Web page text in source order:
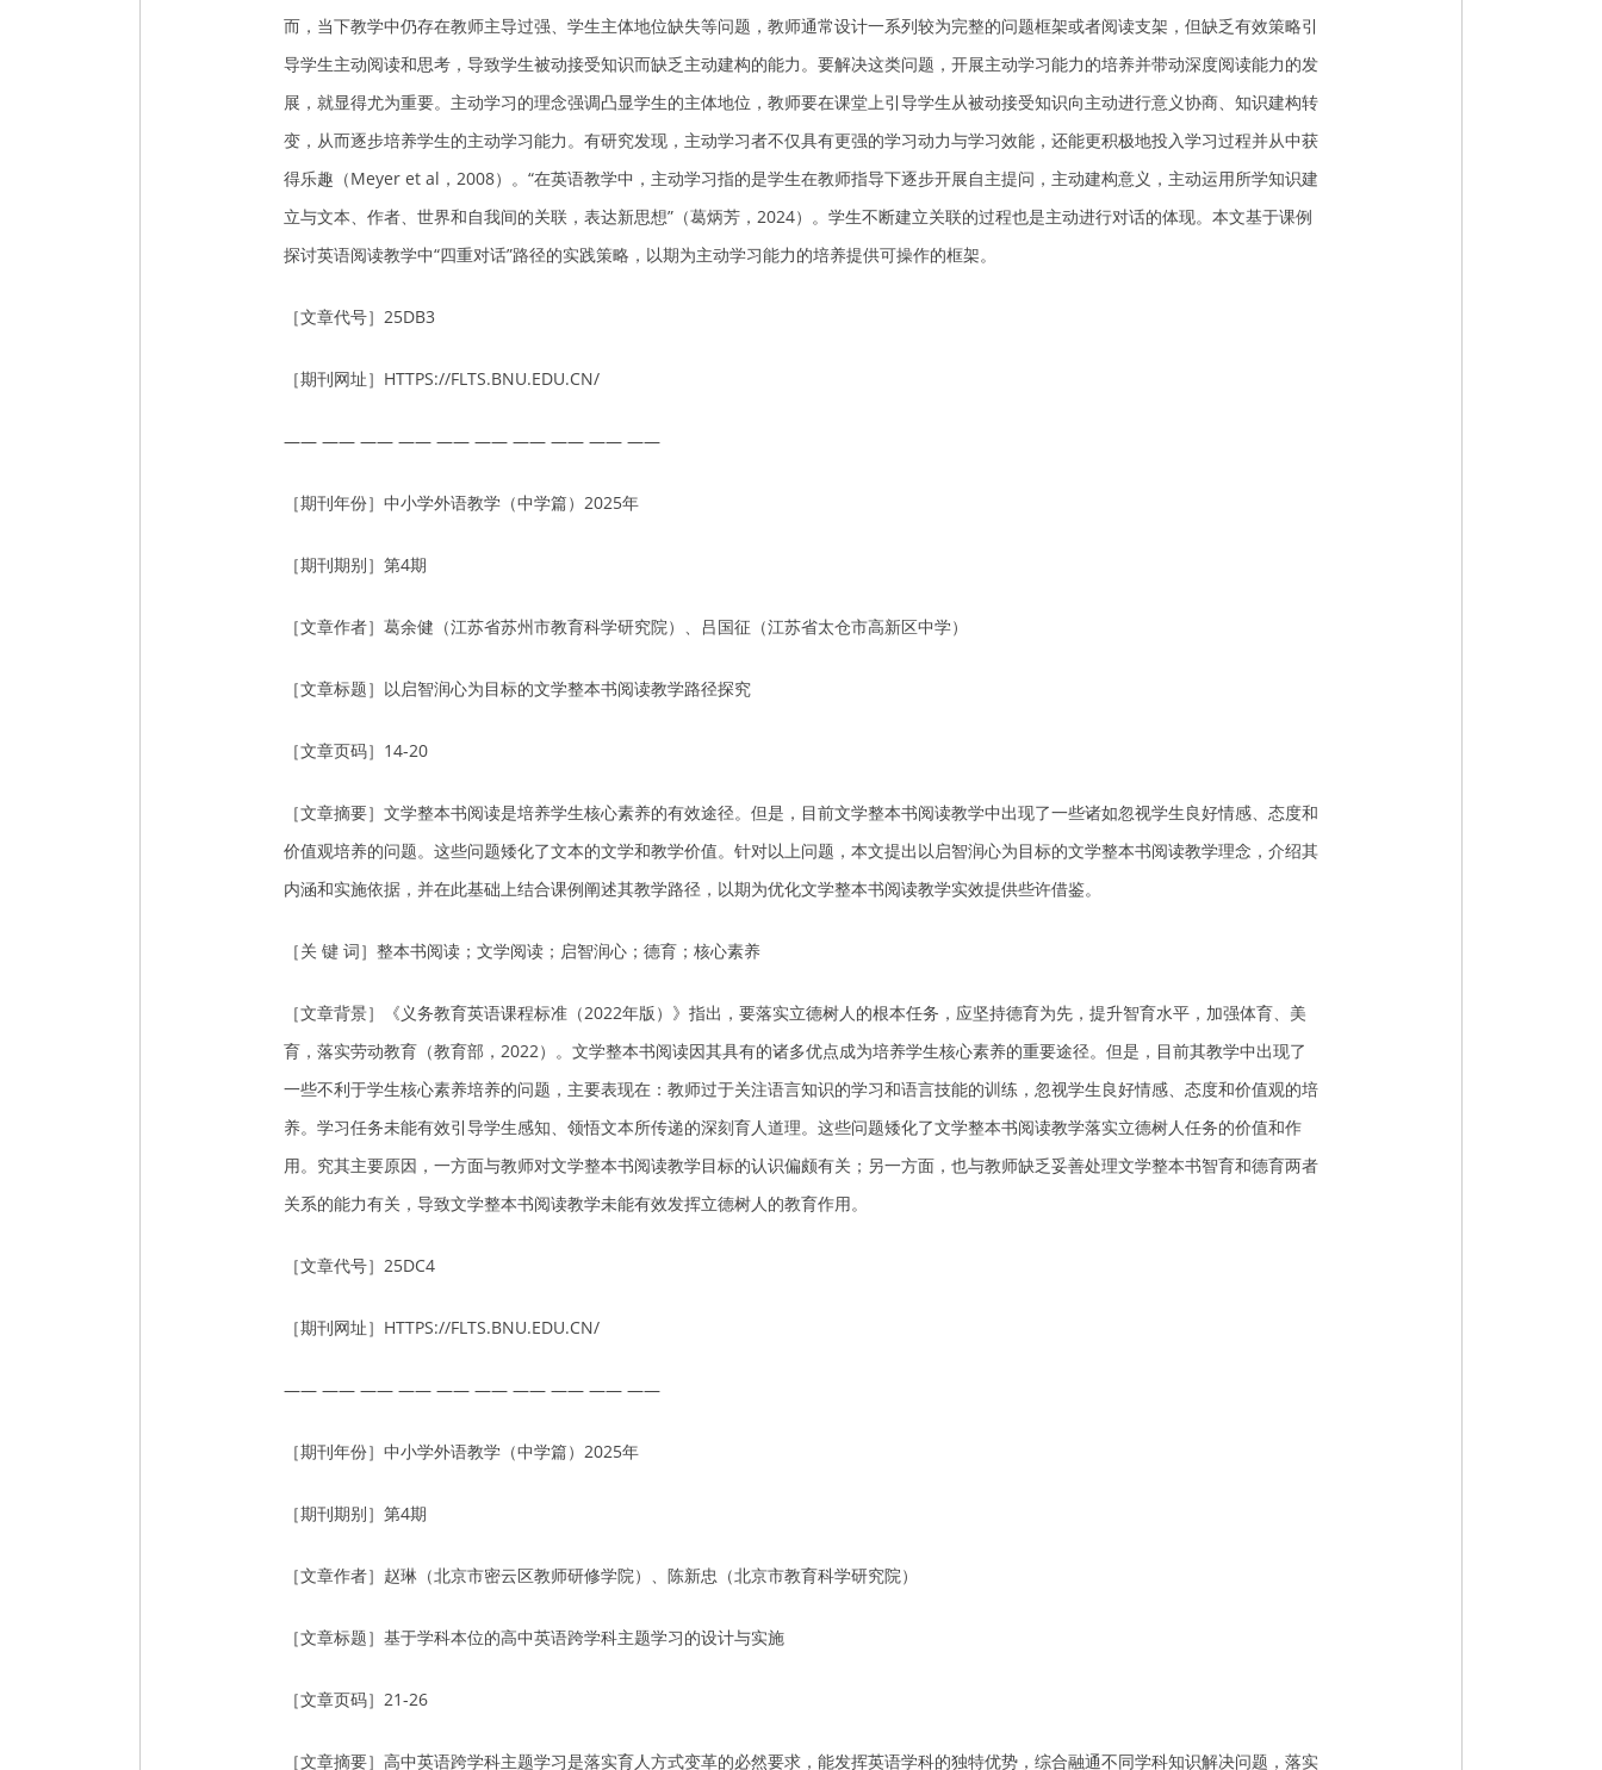
而，当下教学中仍存在教师主导过强、学生主体地位缺失等问题，教师通常设计一系列较为完整的问题框架或者阅读支架，但缺乏有效策略引
导学生主动阅读和思考，导致学生被动接受知识而缺乏主动建构的能力。要解决这类问题，开展主动学习能力的培养并带动深度阅读能力的发
展，就显得尤为重要。主动学习的理念强调凸显学生的主体地位，教师要在课堂上引导学生从被动接受知识向主动进行意义协商、知识建构转
变，从而逐步培养学生的主动学习能力。有研究发现，主动学习者不仅具有更强的学习动力与学习效能，还能更积极地投入学习过程并从中获
得乐趣（Meyer et al，2008）。“在英语教学中，主动学习指的是学生在教师指导下逐步开展自主提问，主动建构意义，主动运用所学知识建
立与文本、作者、世界和自我间的关联，表达新思想”（葛炳芳，2024）。学生不断建立关联的过程也是主动进行对话的体现。本文基于课例
探讨英语阅读教学中“四重对话”路径的实践策略，以期为主动学习能力的培养提供可操作的框架。
［文章代号］25DB3
［期刊网址］HTTPS://FLTS.BNU.EDU.CN/
—— —— —— —— —— —— —— —— —— ——
［期刊年份］中小学外语教学（中学篇）2025年
［期刊期别］第4期
［文章作者］葛余健（江苏省苏州市教育科学研究院）、吕国征（江苏省太仓市高新区中学）
［文章标题］以启智润心为目标的文学整本书阅读教学路径探究
［文章页码］14-20
［文章摘要］文学整本书阅读是培养学生核心素养的有效途径。但是，目前文学整本书阅读教学中出现了一些诸如忽视学生良好情感、态度和
价值观培养的问题。这些问题矮化了文本的文学和教学价值。针对以上问题，本文提出以启智润心为目标的文学整本书阅读教学理念，介绍其
内涵和实施依据，并在此基础上结合课例阐述其教学路径，以期为优化文学整本书阅读教学实效提供些许借鉴。
［关 键 词］整本书阅读；文学阅读；启智润心；德育；核心素养
［文章背景］《义务教育英语课程标准（2022年版）》指出，要落实立德树人的根本任务，应坚持德育为先，提升智育水平，加强体育、美
育，落实劳动教育（教育部，2022）。文学整本书阅读因其具有的诸多优点成为培养学生核心素养的重要途径。但是，目前其教学中出现了
一些不利于学生核心素养培养的问题，主要表现在：教师过于关注语言知识的学习和语言技能的训练，忽视学生良好情感、态度和价值观的培
养。学习任务未能有效引导学生感知、领悟文本所传递的深刻育人道理。这些问题矮化了文学整本书阅读教学落实立德树人任务的价值和作
用。究其主要原因，一方面与教师对文学整本书阅读教学目标的认识偏颇有关；另一方面，也与教师缺乏妥善处理文学整本书智育和德育两者
关系的能力有关，导致文学整本书阅读教学未能有效发挥立德树人的教育作用。
［文章代号］25DC4
［期刊网址］HTTPS://FLTS.BNU.EDU.CN/
—— —— —— —— —— —— —— —— —— ——
［期刊年份］中小学外语教学（中学篇）2025年
［期刊期别］第4期
［文章作者］赵琳（北京市密云区教师研修学院）、陈新忠（北京市教育科学研究院）
［文章标题］基于学科本位的高中英语跨学科主题学习的设计与实施
［文章页码］21-26
［文章摘要］高中英语跨学科主题学习是落实育人方式变革的必然要求，能发挥英语学科的独特优势，综合融通不同学科知识解决问题，落实